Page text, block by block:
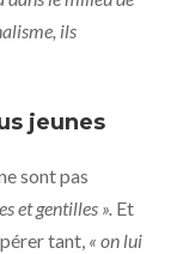
ils
jeunes
sont pas
et gentilles ». Et
tant, « on lui